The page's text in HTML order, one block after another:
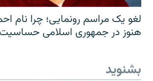
لغو یک مراسم رونمایی؛ چرا نام
هنوز در جمهوری اسلامی
بشنوید